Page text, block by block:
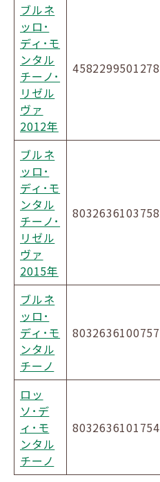
ブルネ
ッロ･
ディ･モ
ンタル
チーノ･
リゼル
ヴァ
2012年
4582299501278
ブルネ
ッロ･
ディ･モ
ンタル
チーノ･
リゼル
ヴァ
2015年
8032636103758
ブルネ
ッロ･
ディ･モ
ンタル
チーノ
8032636100757
ロッ
ソ･デ
ィ･モ
ンタル
チーノ
8032636101754